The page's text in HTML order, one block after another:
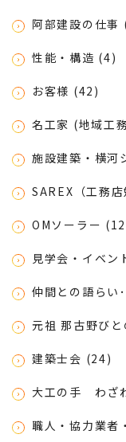
阿部建設の仕事
性能・構造 (4)
お客様 (42)
名工家 (地域工
施設建築・横河
SAREX（工務
OMソーラー
見学会・イベン
仲間との語らい
元祖 那古野び
建築士会 (24)
大工の手 わざ
職人・協力業者